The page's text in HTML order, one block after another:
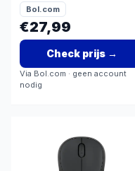
voor verschillende
spelgenres
Bol.com
€27,99
Check prijs→
Via Bol.com · geen account
nodig